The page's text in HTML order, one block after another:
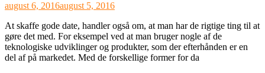
august 6, 2016august 5, 2016
At skaffe gode date, handler også om, at man har de rigtige ting til at
gøre det med. For eksempel ved at man bruger nogle af de
teknologiske udviklinger og produkter, som der efterhånden er en
del af på markedet. Med de forskellige former for da